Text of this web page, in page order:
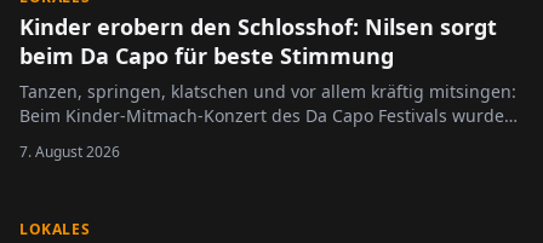
Kinder erobern den Schlosshof: Nilsen sorgt
beim Da Capo für beste Stimmung
Tanzen, springen, klatschen und vor allem kräftig mitsingen:
Beim Kinder-Mitmach-Konzert des Da Capo Festivals wurde
jüngsten Festivalbesucher.
7. August 2026
LOKALES